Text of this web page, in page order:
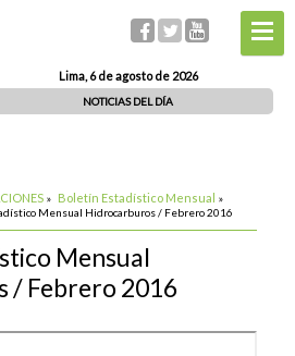
Lima, 6 de agosto de 2026
NOTICIAS DEL DÍA
» Boletín Estadístico Mensual »
Mensual Hidrocarburos / Febrero 2016
Mensual
/ Febrero 2016